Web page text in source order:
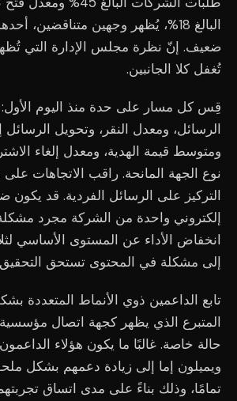
البالغ 18%، يُظهر وجهين متناقضين،
ضعيف. إنّ نظرة مجلس الإدارة التي
تُغفل كلا الجانبين.
قِس كل مسار على حدة منذ اليوم
الرسائل، ومعدل النقر، وتحويل الرسائل
ومتوسط قيمة الهدية، ومعدل إلغاء
نوع الجهة المانحة. راقب الاتجاهات
التركيز على الرسائل الفردية. قد يكون
إلكتروني واحدة من الشركة مجرد
انخفاض الأداء عن المستوى الأساسي
إلى مشكلة في المحتوى تستحق
تابع الداعمين ذوي الأنماط المتعددة
المتبرع الذي يظهر كجهة اتصال
حالة خاصة. غالبًا ما يكون هؤلاء الداعمون
ويميلون إما إلى زيادة دعمهم بشكل
تمامًا، وذلك بناءً على مدى اتساق